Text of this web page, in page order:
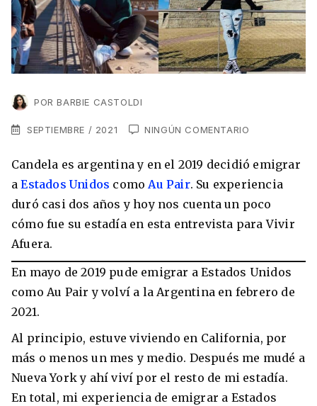
Lo último sobre intercambios
Los países que más innovan en el campo
Romina Guzman
Reino Unido
Suecia
Asia
China
Corea del Sur
Japón
Oceanía
Australia
Nueva Zelanda
América
Brasil
Canadá
Estudia un Máster de Marketing en Madrid
Estudia Inglés frente al Mediterráneo
Síguenos en las redes
Suscríbete a nuestro
newsletter
Recibe toda la info que necesitas para
vivir afuera.
He leído y acepto los Términos y
ENVIAR
POR BARBIE CASTOLDI
SEPTIEMBRE / 2021 NINGÚN COMENTARIO
Candela es argentina y en el 2019 decidió emigrar
aEstados Unidos comoAu Pair. Su experiencia
duró casi dos años y hoy nos cuenta un poco
cómo fue su estadía en esta entrevista para Vivir
Afuera.
En mayo de 2019 pude emigrar a Estados Unidos
como Au Pair y volví a la Argentina en febrero de
2021.
Al principio, estuve viviendo en California, por
más o menos un mes y medio. Después me mudé a
Nueva York y ahí viví por el resto de mi estadía.
En total, mi experiencia de emigrar a Estados